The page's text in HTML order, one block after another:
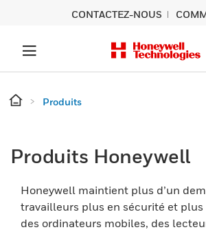
CONTACTEZ-NOUS
Produits
Produits Honeywell
Honeywell maintient plus d’un
travailleurs plus en sécurité et
des ordinateurs mobiles, des